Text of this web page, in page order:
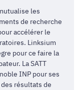
les
de recherche
accélérer le
Linksium
pour ce faire la
La SATT
INP pour ses
résultats de